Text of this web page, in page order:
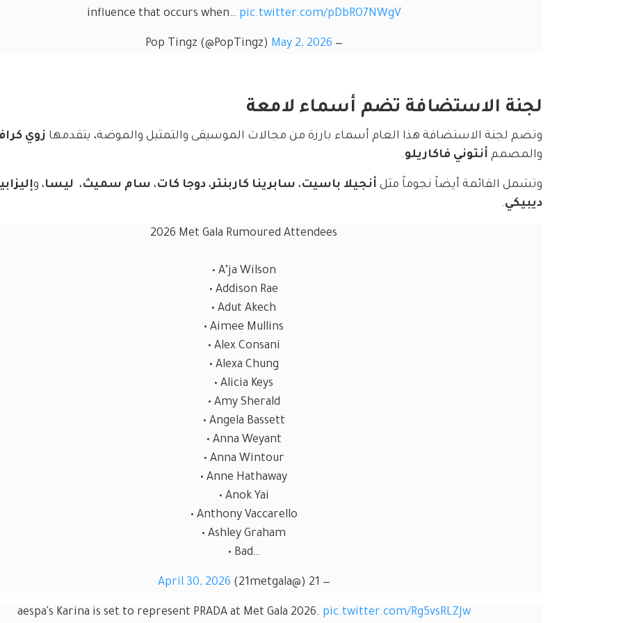
influence that occurs when… pic.twitter.com/pDbRO7NWgV
— Pop Tingz (@PopTingz)
May 2, 2026
لجنة الاستضافة تضم أسماء لامعة
وتضم لجنة الاستضافة هذا العام أسماء بارزة من مجالات الموسيقى والتمثيل والموضة، يتقدمها زوي
والمصمم أنتوني فاكاريلو.
وتشمل القائمة أيضاً نجوماً مثل أنجيلا باسيت، سابرينا كاربنتر، دوجا كات، سام سميث، ليسا، و
ديبيكي.
2026 Met Gala Rumoured Attendees
• A’ja Wilson
• Addison Rae
• Adut Akech
• Aimee Mullins
• Alex Consani
• Alexa Chung
• Alicia Keys
• Amy Sherald
• Angela Bassett
• Anna Weyant
• Anna Wintour
• Anne Hathaway
• Anok Yai
• Anthony Vaccarello
• Ashley Graham
• Bad…
— 21 (@21metgala)
April 30, 2026
aespa's Karina is set to represent PRADA at Met Gala 2026. pic.twitter.com/Rg5vsRLZJw